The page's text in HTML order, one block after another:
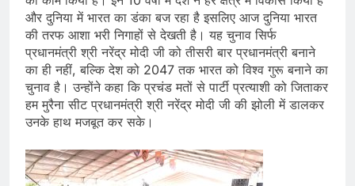
और दुनिया में भारत का डंका बज रहा है इसलिए आज दुनिया भारत
की तरफ आशा भरी निगाहों से देखती है। यह चुनाव सिर्फ
प्रधानमंत्री श्री नरेंद्र मोदी जी को तीसरी बार प्रधानमंत्री बनाने
का ही नहीं, बल्कि देश को 2047 तक भारत को विश्व गुरू बनाने का
चुनाव है। उन्होंने कहा कि प्रचंड मतों से पार्टी प्रत्याशी को जिताकर
हम मुरैना सीट प्रधानमंत्री श्री नरेंद्र मोदी जी की झोली में डालकर
उनके हाथ मजबूत कर सके।